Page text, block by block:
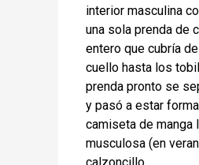
interior masculina
una sola prenda de
entero que cubría
cuello hasta los
prenda pronto se
y pasó a estar
camiseta de manga
musculosa (en